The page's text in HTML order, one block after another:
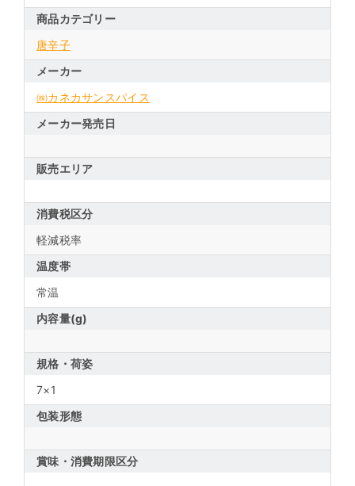
商品カテゴリー
唐辛子
メーカー
㈱カネカサンスパイス
メーカー発売日
販売エリア
消費税区分
軽減税率
温度帯
常温
内容量(g)
規格・荷姿
7×1
包装形態
賞味・消費期限区分